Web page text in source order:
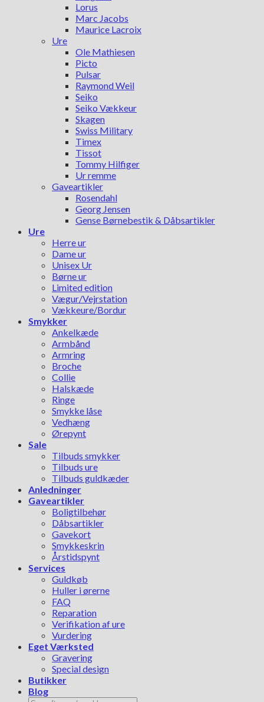
Lorus
Marc Jacobs
Maurice Lacroix
Ure
Ole Mathiesen
Picto
Pulsar
Raymond Weil
Seiko
Seiko Vækkeur
Skagen
Swiss Military
Timex
Tissot
Tommy Hilfiger
Ur remme
Gaveartikler
Rosendahl
Georg Jensen
Gense Børnebestik & Dåbsartikler
Ure
Herre ur
Dame ur
Unisex Ur
Børne ur
Limited edition
Vægur/Vejrstation
Vækkeure/Bordur
Smykker
Ankelkæde
Armbånd
Armring
Broche
Collie
Halskæde
Ringe
Smykke låse
Vedhæng
Ørepynt
Sale
Tilbuds smykker
Tilbuds ure
Tilbuds guldkæder
Anledninger
Gaveartikler
Boligtilbehør
Dåbsartikler
Gavekort
Smykkeskrin
Årstidspynt
Services
Guldkøb
Huller i ørerne
FAQ
Reparation
Verifikation af ure
Vurdering
Eget Værksted
Gravering
Special design
Butikker
Blog